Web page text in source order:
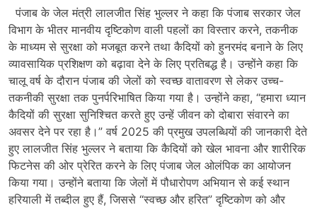
पंजाब के जेल मंत्री लालजीत सिंह भुल्लर ने कहा कि पंजाब सरकार जेल
विभाग के भीतर मानवीय दृष्टिकोण वाली पहलों का विस्तार करने, तकनीक
के माध्यम से सुरक्षा को मजबूत करने तथा कैदियों को हुनरमंद बनाने के लिए
व्यावसायिक प्रशिक्षण को बढ़ावा देने के लिए प्रतिबद्ध है। उन्होंने कहा कि
चालू वर्ष के दौरान पंजाब की जेलों को स्वच्छ वातावरण से लेकर उच्च-
तकनीकी सुरक्षा तक पुनर्परिभाषित किया गया है। उन्होंने कहा, “हमारा ध्यान
कैदियों की सुरक्षा सुनिश्चित करते हुए उन्हें जीवन को दोबारा संवारने का
अवसर देने पर रहा है।” वर्ष 2025 की प्रमुख उपलब्धियों की जानकारी देते
हुए लालजीत सिंह भुल्लर ने बताया कि कैदियों को खेल भावना और शारीरिक
फिटनेस की ओर प्रेरित करने के लिए पंजाब जेल ओलंपिक का आयोजन
किया गया। उन्होंने बताया कि जेलों में पौधारोपण अभियान से कई स्थान
हरियाली में तब्दील हुए हैं, जिससे “स्वच्छ और हरित” दृष्टिकोण को और